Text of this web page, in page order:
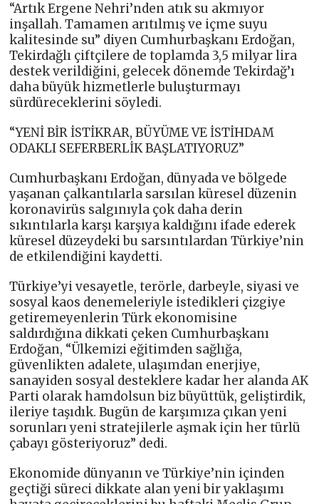
“Artık Ergene Nehri’nden atık su akmıyor
inşallah. Tamamen arıtılmış ve içme suyu
kalitesinde su” diyen Cumhurbaşkanı Erdoğan,
Tekirdağlı çiftçilere de toplamda 3,5 milyar lira
destek verildiğini, gelecek dönemde Tekirdağ’ı
daha büyük hizmetlerle buluşturmayı
sürdüreceklerini söyledi.
“YENİ BİR İSTİKRAR, BÜYÜME VE İSTİHDAM
ODAKLI SEFERBERLİK BAŞLATIYORUZ”
Cumhurbaşkanı Erdoğan, dünyada ve bölgede
yaşanan çalkantılarla sarsılan küresel düzenin
koronavirüs salgınıyla çok daha derin
sıkıntılarla karşı karşıya kaldığını ifade ederek
küresel düzeydeki bu sarsıntılardan Türkiye’nin
de etkilendiğini kaydetti.
Türkiye’yi vesayetle, terörle, darbeyle, siyasi ve
sosyal kaos denemeleriyle istedikleri çizgiye
getiremeyenlerin Türk ekonomisine
saldırdığına dikkati çeken Cumhurbaşkanı
Erdoğan, “Ülkemizi eğitimden sağlığa,
güvenlikten adalete, ulaşımdan enerjiye,
sanayiden sosyal desteklere kadar her alanda AK
Parti olarak hamdolsun biz büyüttük, geliştirdik,
ileriye taşıdık. Bugün de karşımıza çıkan yeni
sorunları yeni stratejilerle aşmak için her türlü
çabayı gösteriyoruz” dedi.
Ekonomide dünyanın ve Türkiye’nin içinden
geçtiği süreci dikkate alan yeni bir yaklaşımı